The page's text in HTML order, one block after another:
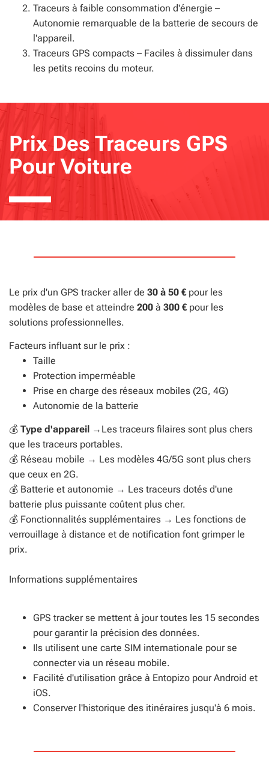
Traceurs à faible consommation d'énergie –
Autonomie remarquable de la batterie de secours de
l'appareil.
Traceurs GPS compacts – Faciles à dissimuler dans
les petits recoins du moteur.
Prix Des Traceurs GPS
Pour Voiture
Le prix d'un GPS tracker aller de 30 à 50 €pour les
modèles de base et atteindre 200 à 300 €pour les
solutions professionnelles.
Facteurs influant sur le prix :
Taille
Protection imperméable
Prise en charge des réseaux mobiles (2G, 4G)
Autonomie de la batterie
💰 Type d'appareil → Les traceurs filaires sont plus chers
que les traceurs portables.
💰 Réseau mobile → Les modèles 4G/5G sont plus chers
que ceux en 2G.
💰 Batterie et autonomie → Les traceurs dotés d'une
batterie plus puissante coûtent plus cher.
💰 Fonctionnalités supplémentaires → Les fonctions de
verrouillage à distance et de notification font grimper le
prix.
Informations supplémentaires
GPS tracker se mettent à jour toutes les 15 secondes
pour garantir la précision des données.
Ils utilisent une carte SIM internationale pour se
connecter via un réseau mobile.
Facilité d'utilisation grâce à Entopizo pour Android et
iOS.
Conserver l'historique des itinéraires jusqu'à 6 mois.